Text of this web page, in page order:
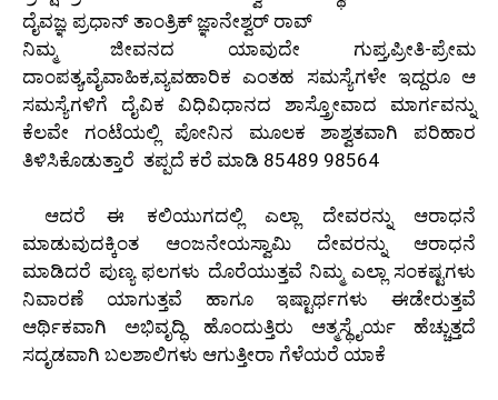
ದೈವಜ್ಞ ಪ್ರಧಾನ್ ತಾಂತ್ರಿಕ್ ಜ್ಞಾನೇಶ್ವರ್ ರಾವ್
ನಿಮ್ಮ ಜೀವನದ ಯಾವುದೇ ಗುಪ್ತ,ಪ್ರೀತಿ-ಪ್ರೇಮ
ದಾಂಪತ್ಯ,ವೈವಾಹಿಕ,ವ್ಯವಹಾರಿಕ ಎಂತಹ ಸಮಸ್ಯೆಗಳೇ ಇದ್ದರೂ ಆ
ಸಮಸ್ಯೆಗಳಿಗೆ ದೈವಿಕ ವಿಧಿವಿಧಾನದ ಶಾಸ್ತ್ರೋವಾದ ಮಾರ್ಗವನ್ನು
ಕೆಲವೇ ಗಂಟೆಯಲ್ಲಿ ಪೋನಿನ ಮೂಲಕ ಶಾಶ್ವತವಾಗಿ ಪರಿಹಾರ
ತಿಳಿಸಿಕೊಡುತ್ತಾರೆ ತಪ್ಪದೆ ಕರೆ ಮಾಡಿ 85489 98564
ಆದರೆ ಈ ಕಲಿಯುಗದಲ್ಲಿ ಎಲ್ಲಾ ದೇವರನ್ನು ಆರಾಧನೆ
ಮಾಡುವುದಕ್ಕಿಂತ ಆಂಜನೇಯಸ್ವಾಮಿ ದೇವರನ್ನು ಆರಾಧನೆ
ಮಾಡಿದರೆ ಪುಣ್ಯ ಫಲಗಳು ದೊರೆಯುತ್ತವೆ ನಿಮ್ಮ ಎಲ್ಲಾ ಸಂಕಷ್ಟಗಳು
ನಿವಾರಣೆ ಯಾಗುತ್ತವೆ ಹಾಗೂ ಇಷ್ಟಾರ್ಥಗಳು ಈಡೇರುತ್ತವೆ
ಆರ್ಥಿಕವಾಗಿ ಅಭಿವೃದ್ಧಿ ಹೊಂದುತ್ತಿರು ಆತ್ಮಸ್ಥೈರ್ಯ ಹೆಚ್ಚುತ್ತದೆ
ಸದೃಡವಾಗಿ ಬಲಶಾಲಿಗಳು ಆಗುತ್ತೀರಾ ಗೆಳೆಯರೆ ಯಾಕೆ